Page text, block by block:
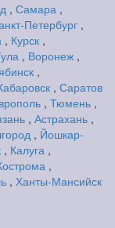
, Самара ,
Петербург ,
, Курск ,
, Воронеж ,
,
, Саратов
, Тюмень ,
, Астрахань ,
, Йошкар-
, Калуга ,
,
, Ханты-Мансийск